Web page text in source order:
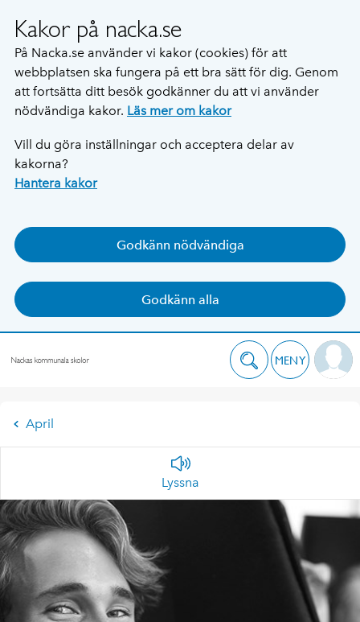
Kakor på nacka.se
På Nacka.se använder vi kakor (cookies) för att
webbplatsen ska fungera på ett bra sätt för dig. Genom
att fortsätta ditt besök godkänner du att vi använder
nödvändiga kakor. Läs mer om kakor
Vill du göra inställningar och acceptera delar av
kakorna?
Hantera kakor
Godkänn nödvändiga
Godkänn alla
MENY
April
Lyssna